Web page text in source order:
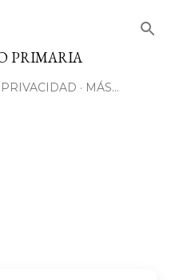
PRIMARIA
MÁS…